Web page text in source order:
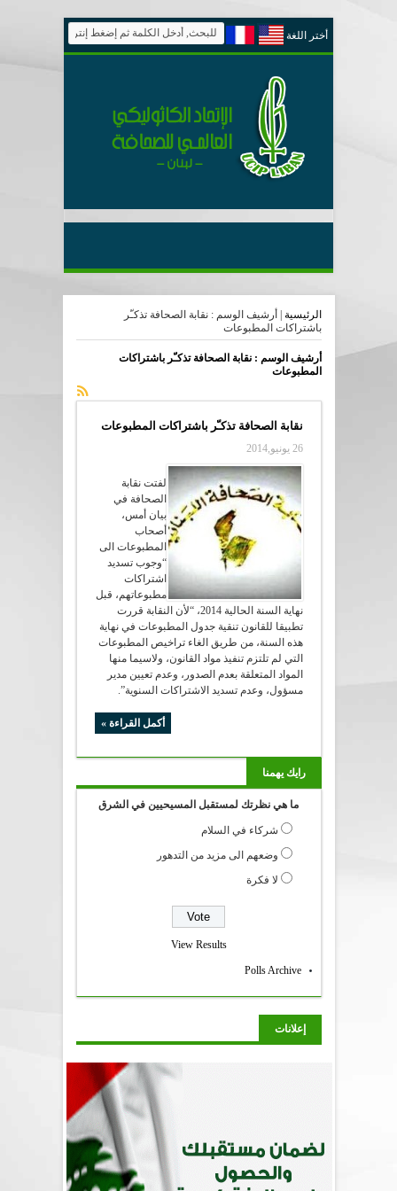
أختر اللغة
الرئيسية
أرشيف الوسم : نقابة الصحافة تذكـّر
باشتراكات المطبوعات
أرشيف الوسم :نقابة الصحافة تذكـّر باشتراكات
المطبوعات
نقابة الصحافة تذكـّر باشتراكات المطبوعات
26 يونيو,2014
لفتت نقابة
الصحافة في
بيان أمس،
أصحاب
المطبوعات الى
“وجوب تسديد
اشتراكات
مطبوعاتهم، قبل
نهاية السنة الحالية 2014، “لأن النقابة قررت
تطبيقا للقانون تنقية جدول المطبوعات في نهاية
هذه السنة، من طريق الغاء تراخيص المطبوعات
التي لم تلتزم تنفيذ مواد القانون، ولاسيما منها
المواد المتعلقة بعدم الصدور، وعدم تعيين مدير
مسؤول، وعدم تسديد الاشتراكات السنوية”.
أكمل القراءة »
رايك يهمنا
ما هي نظرتك لمستقبل المسيحيين في الشرق
شركاء في السلام
وضعهم الى مزيد من التدهور
لا فكرة
View Results
Polls Archive
إعلانات